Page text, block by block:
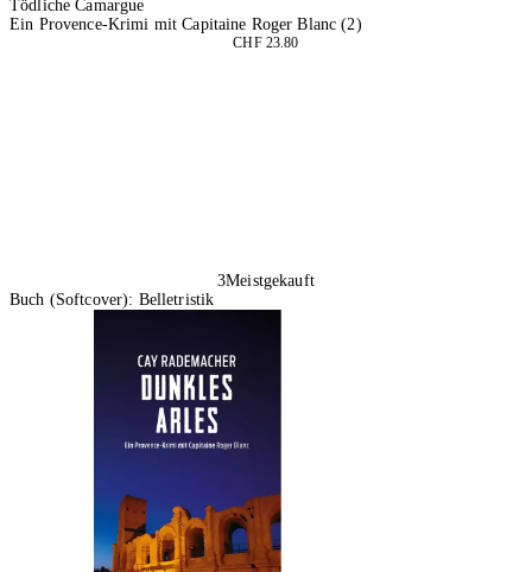
Tödliche Camargue
Ein Provence-Krimi mit Capitaine Roger Blanc (2)
CHF 23.80
3Meistgekauft
Buch (Softcover): Belletristik